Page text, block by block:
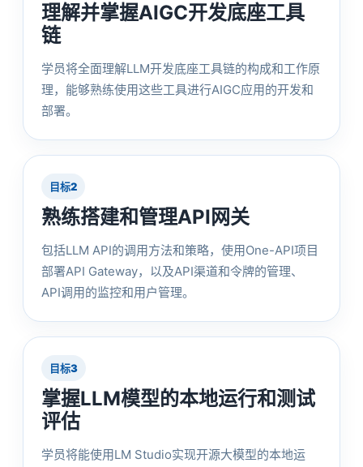
理解并掌握AIGC开发底座工具
链
学员将全面理解LLM开发底座工具链的构成和工作原
理，能够熟练使用这些工具进行AIGC应用的开发和
部署。
目标2
熟练搭建和管理API网关
包括LLM API的调用方法和策略，使用One-API项目
部署API Gateway，以及API渠道和令牌的管理、
API调用的监控和用户管理。
目标3
掌握LLM模型的本地运行和测试
评估
学员将能使用LM Studio实现开源大模型的本地运